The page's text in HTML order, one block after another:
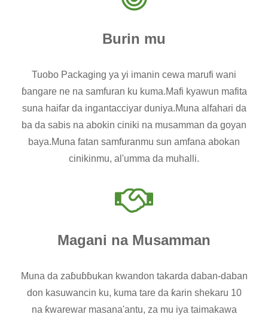
Burin mu
Tuobo Packaging ya yi imanin cewa marufi wani
ɓangare ne na samfuran ku kuma.Mafi kyawun mafita
suna haifar da ingantacciyar duniya.Muna alfahari da
ba da sabis na abokin ciniki na musamman da goyan
baya.Muna fatan samfuranmu sun amfana abokan
cinikinmu, al'umma da muhalli.
Magani na Musamman
Muna da zaɓuɓɓukan kwandon takarda daban-daban
don kasuwancin ku, kuma tare da ƙarin shekaru 10
na ƙwarewar masana'antu, za mu iya taimakawa